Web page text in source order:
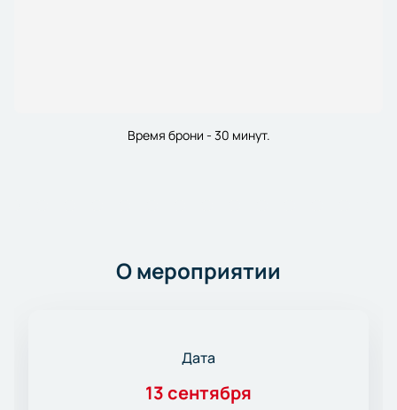
Время брони - 30 минут.
О мероприятии
Дата
13 сентября